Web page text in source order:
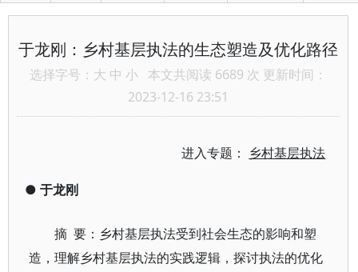
于龙刚：乡村基层执法的生态塑造及优化路径
选择字号： 大 中 小 本文共阅读 6689 次 更新时间：
2023-12-16 23:51
进入专题： 乡村基层执法
● 于龙刚
摘 要：乡村基层执法受到社会生态的影响和塑
造，理解乡村基层执法的实践逻辑，探讨执法的优化